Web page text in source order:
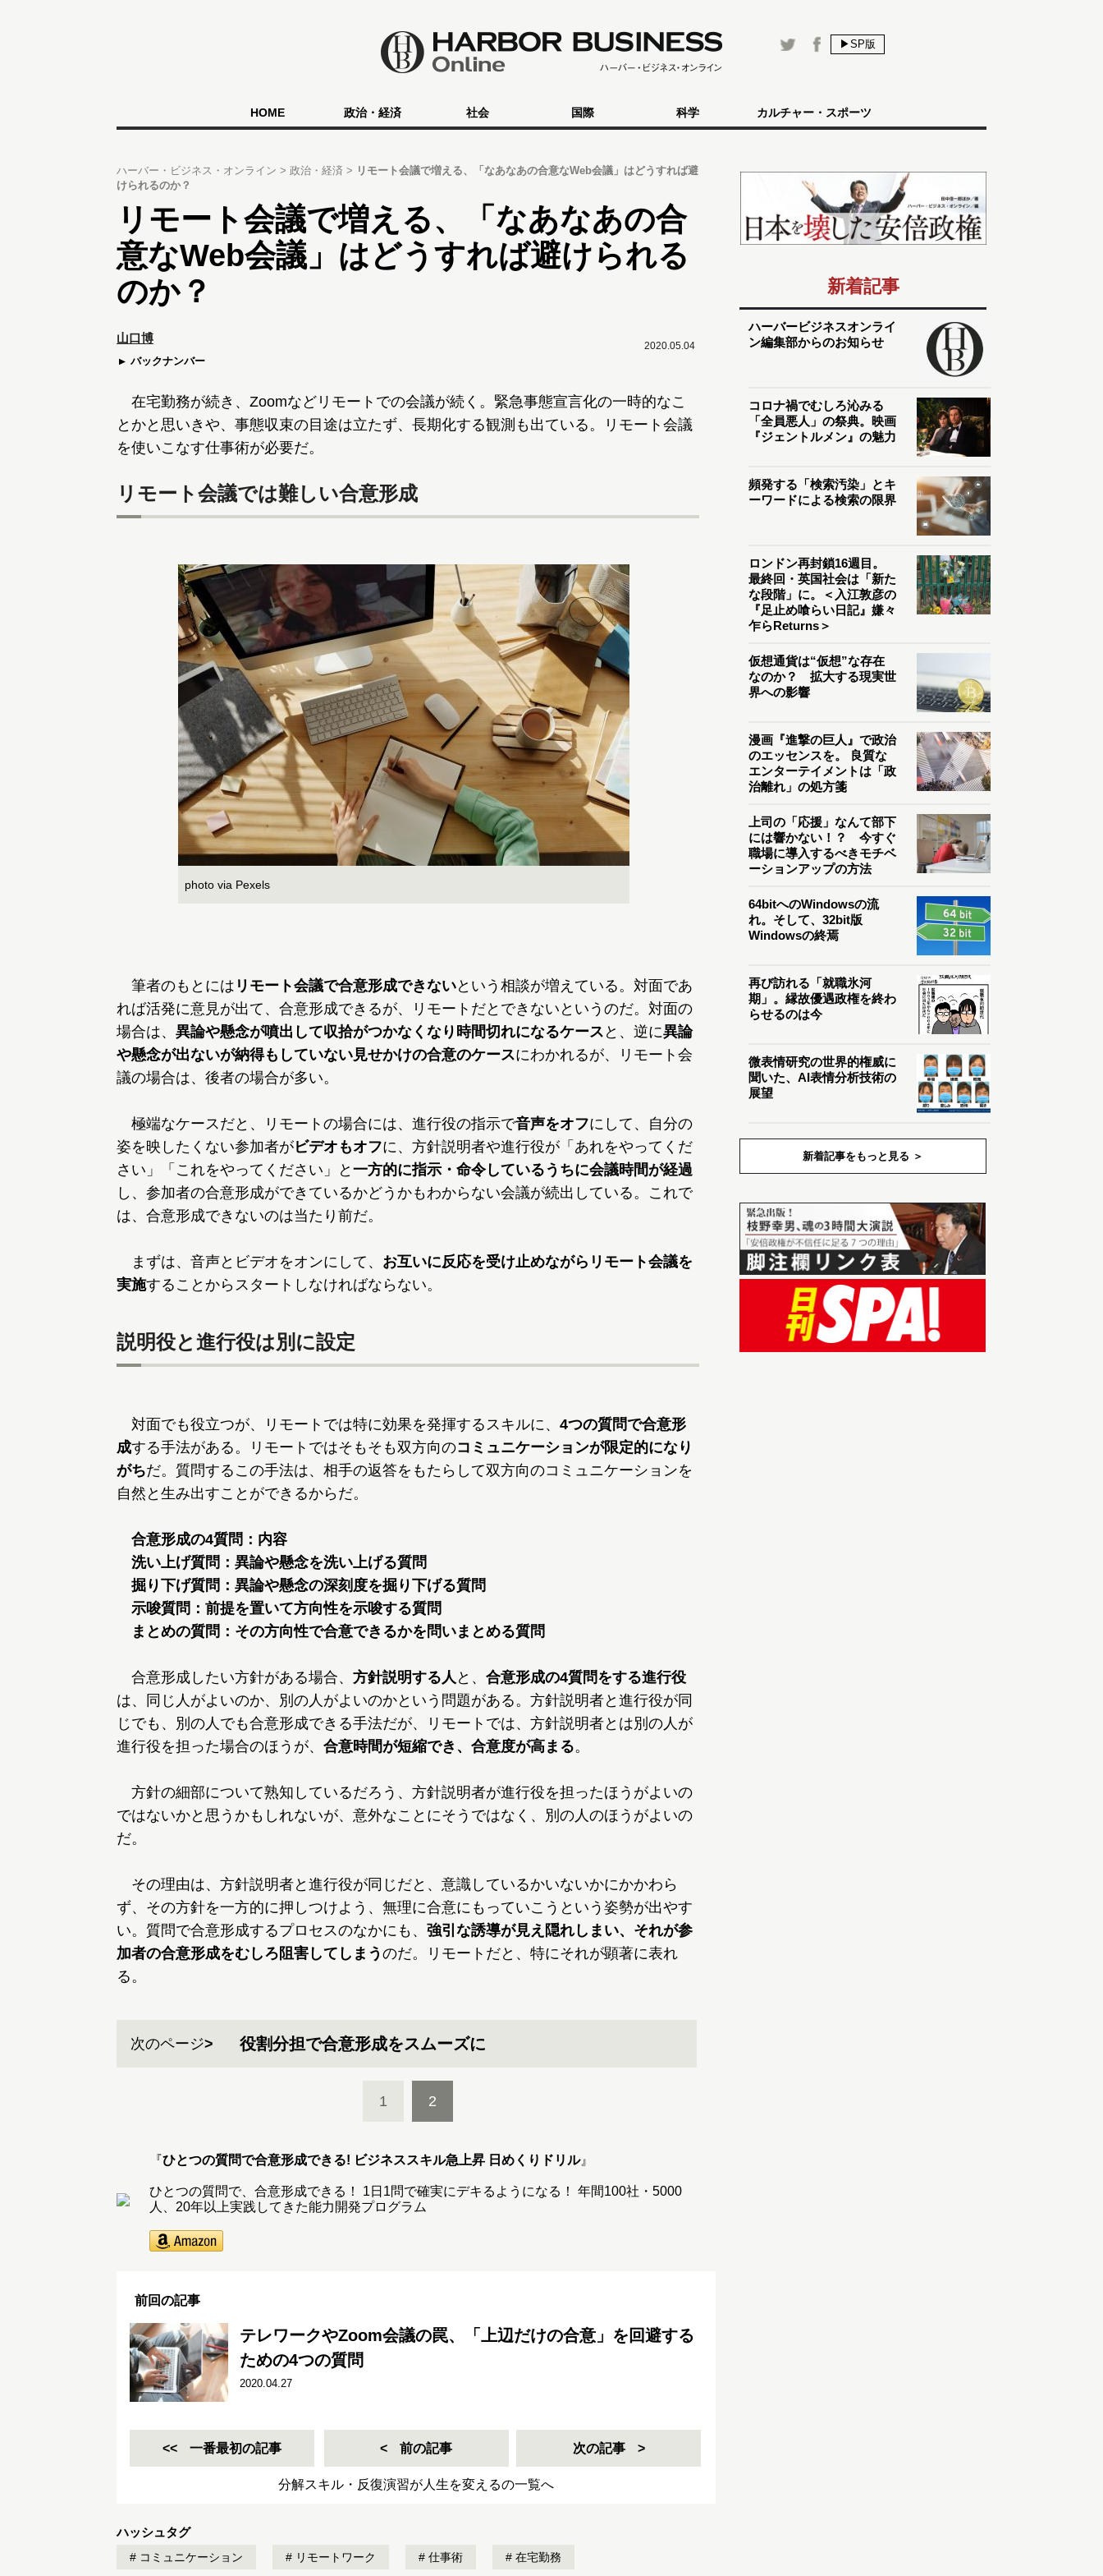
▶SP版
HOME 政治・経済 社会 国際 科学 カルチャー・スポーツ
ハーバー・ビジネス・オンライン 政治・経済
リモート会議で増える、「なあなあの合意なWeb会議」はどうすれば避
けられるのか？
リモート会議で増える、「なあなあの合
意なWeb会議」はどうすれば避けられる
のか？
2020.05.04
山口博
バックナンバー
在宅勤務が続き、Zoomなどリモートでの会議が続く。緊急事態宣言化の一時的なこ
とかと思いきや、事態収束の目途は立たず、長期化する観測も出ている。リモート会議
を使いこなす仕事術が必要だ。
リモート会議では難しい合意形成
photo via Pexels
筆者のもとには リモート会議で合意形成できないという相談が増えている。対面であ
れば活発に意見が出て、合意形成できるが、リモートだとできないというのだ。対面の
場合は、 異論や懸念が噴出して収拾がつかなくなり時間切れになるケース と、逆に異論
や懸念が出ないが納得もしていない見せかけの合意のケースにわかれるが、リモート会
議の場合は、後者の場合が多い。
極端なケースだと、リモートの場合には、進行役の指示で音声をオフにして、自分の
姿を映したくない参加者がビデオもオフに、方針説明者や進行役が「あれをやってくだ
さい」「これをやってください」と 一方的に指示・命令しているうちに会議時間が経過
し、参加者の合意形成ができているかどうかもわからない会議が続出している。これで
は、合意形成できないのは当たり前だ。
まずは、音声とビデオをオンにして、 お互いに反応を受け止めながらリモート会議を
実施することからスタートしなければならない。
説明役と進行役は別に設定
対面でも役立つが、リモートでは特に効果を発揮するスキルに、 4つの質問で合意形
成する手法がある。リモートではそもそも双方向のコミュニケーションが限定的になり
がちだ。質問するこの手法は、相手の返答をもたらして双方向のコミュニケーションを
自然と生み出すことができるからだ。
合意形成の4質問：内容
洗い上げ質問：異論や懸念を洗い上げる質問
掘り下げ質問：異論や懸念の深刻度を掘り下げる質問
示唆質問：前提を置いて方向性を示唆する質問
まとめの質問：その方向性で合意できるかを問いまとめる質問
合意形成したい方針がある場合、 方針説明する人 と、 合意形成の4質問をする進行役
は、同じ人がよいのか、別の人がよいのかという問題がある。方針説明者と進行役が同
じでも、別の人でも合意形成できる手法だが、リモートでは、方針説明者とは別の人が
進行役を担った場合のほうが、 合意時間が短縮でき、合意度が高まる。
方針の細部について熟知しているだろう、方針説明者が進行役を担ったほうがよいの
ではないかと思うかもしれないが、意外なことにそうではなく、別の人のほうがよいの
だ。
その理由は、方針説明者と進行役が同じだと、意識しているかいないかにかかわら
ず、その方針を一方的に押しつけよう、無理に合意にもっていこうという姿勢が出やす
い。質問で合意形成するプロセスのなかにも、 強引な誘導が見え隠れしまい、それが参
加者の合意形成をむしろ阻害してしまう のだ。リモートだと、特にそれが顕著に表れ
る。
次のページ 役割分担で合意形成をスムーズに
1 2
『ひとつの質問で合意形成できる! ビジネススキル急上昇 日めくりドリル』
ひとつの質問で、合意形成できる！ 1日1問で確実にデキるようになる！ 年間100社・5000
人、20年以上実践してきた能力開発プログラム
前回の記事
テレワークやZoom会議の罠、「上辺だけの合意」を回避する
ための4つの質問
2020.04.27
一番最初の記事 前の記事 次の記事
分解スキル・反復演習が人生を変えるの一覧へ
ハッシュタグ
コミュニケーション リモートワーク 仕事術 在宅勤務
新着記事
ハーバービジネスオンライ
ン編集部からのお知らせ
コロナ禍でむしろ沁みる
「全員悪人」の祭典。映画
『ジェントルメン』の魅力
頻発する「検索汚染」とキ
ーワードによる検索の限界
ロンドン再封鎖16週目。
最終回・英国社会は「新た
な段階」に。＜入江敦彦の
『足止め喰らい日記』嫌々
乍らReturns＞
仮想通貨は“仮想”な存在
なのか？ 拡大する現実世
界への影響
漫画『進撃の巨人』で政治
のエッセンスを。 良質な
エンターテイメントは「政
治離れ」の処方箋
上司の「応援」なんて部下
には響かない！？ 今すぐ
職場に導入するべきモチベ
ーションアップの方法
64bitへのWindowsの流
れ。そして、32bit版
Windowsの終焉
再び訪れる「就職氷河
期」。縁故優遇政権を終わ
らせるのは今
微表情研究の世界的権威に
聞いた、AI表情分析技術の
展望
新着記事をもっと見る